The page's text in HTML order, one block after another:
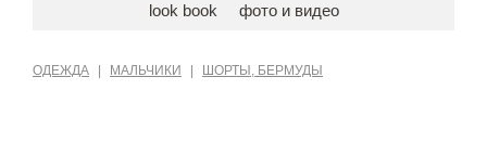
look book
фото и видео
ОДЕЖДА МАЛЬЧИКИ ШОРТЫ, БЕРМУДЫ